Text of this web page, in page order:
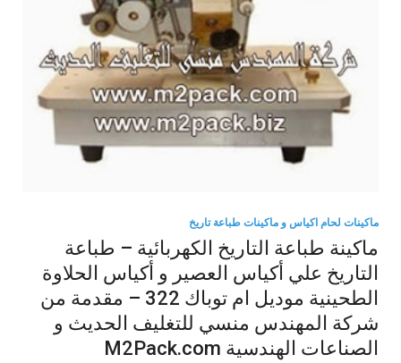
ماكينات لحام اكياس و ماكينات طباعة تاريخ
ماكينة طباعة التاريخ الكهربائية – طباعة
التاريخ علي أكياس العصير و أكياس الحلاوة
الطحينية موديل ام توباك 322 – مقدمة من
شركة المهندس منسي للتغليف الحديث و
الصناعات الهندسية M2Pack.com